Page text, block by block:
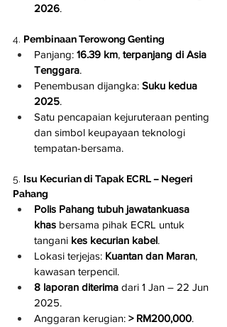
2026.
4. Pembinaan Terowong Genting
Panjang: 16.39 km, terpanjang di Asia
Tenggara.
Penembusan dijangka: Suku kedua
2025.
Satu pencapaian kejuruteraan penting
dan simbol keupayaan teknologi
tempatan-bersama.
5. Isu Kecurian di Tapak ECRL – Negeri
Pahang
Polis Pahang tubuh jawatankuasa
khas bersama pihak ECRL untuk
tangani kes kecurian kabel.
Lokasi terjejas: Kuantan dan Maran,
kawasan terpencil.
8 laporan diterima dari 1 Jan – 22 Jun
2025.
Anggaran kerugian: > RM200,000.